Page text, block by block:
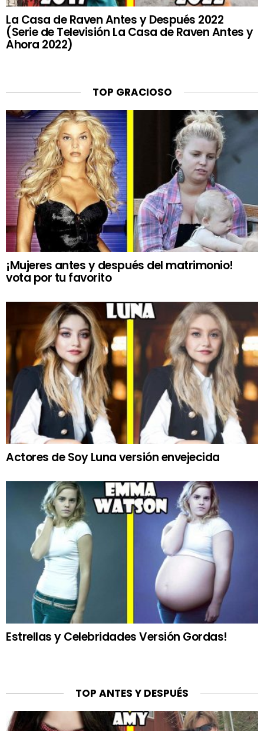
La Casa de Raven Antes y Después 2022
(Serie de Televisión La Casa de Raven Antes y
Ahora 2022)
TOP GRACIOSO
¡Mujeres antes y después del matrimonio!
vota por tu favorito
Actores de Soy Luna versión envejecida
Estrellas y Celebridades Versión Gordas!
TOP ANTES Y DESPUÉS